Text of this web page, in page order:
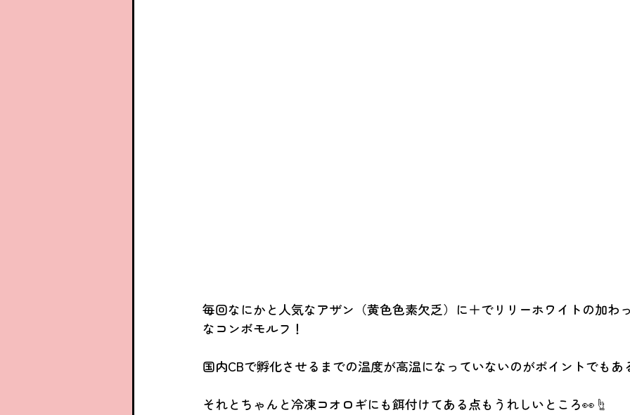
毎回なにかと人気なアザン（黄色色素欠乏）に＋でリリーホワイトの加わ
なコンボモルフ！
国内CBで孵化させるまでの温度が高温になっていないのがポイントでもあ
それとちゃんと冷凍コオロギにも餌付けてある点もうれしいところ👀☝